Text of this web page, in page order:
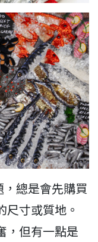
總是會先購買
寸或質地。
，但有一點是